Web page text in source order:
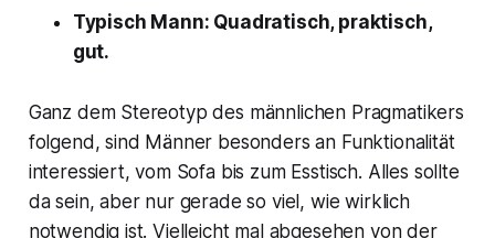
Typisch Mann: Quadratisch, praktisch,
gut.
Ganz dem Stereotyp des männlichen Pragmatikers
folgend, sind Männer besonders an Funktionalität
interessiert, vom Sofa bis zum Esstisch. Alles sollte
da sein, aber nur gerade so viel, wie wirklich
notwendig ist. Vielleicht mal abgesehen von der